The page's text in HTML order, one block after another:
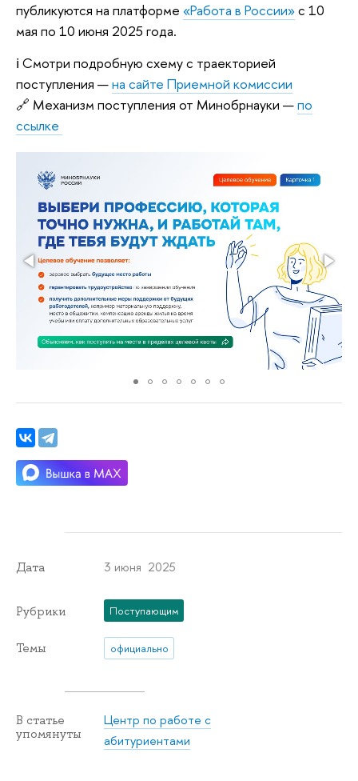
публикуются на платформе «Работа в России»с 10
мая по 10 июня 2025 года.
ℹ️ Смотри подробную схему с траекторией
поступления —на сайте Приемной комиссии
🔗 Механизм поступления от Минобрнауки —по
ссылке
Дата 3 июня 2025
Рубрики Поступающим
Темы официально
В статье
упомянуты
Центр по работе с
абитуриентами